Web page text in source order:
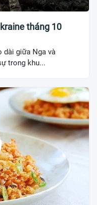
tháng 10
dài giữa Nga và
trong khu...